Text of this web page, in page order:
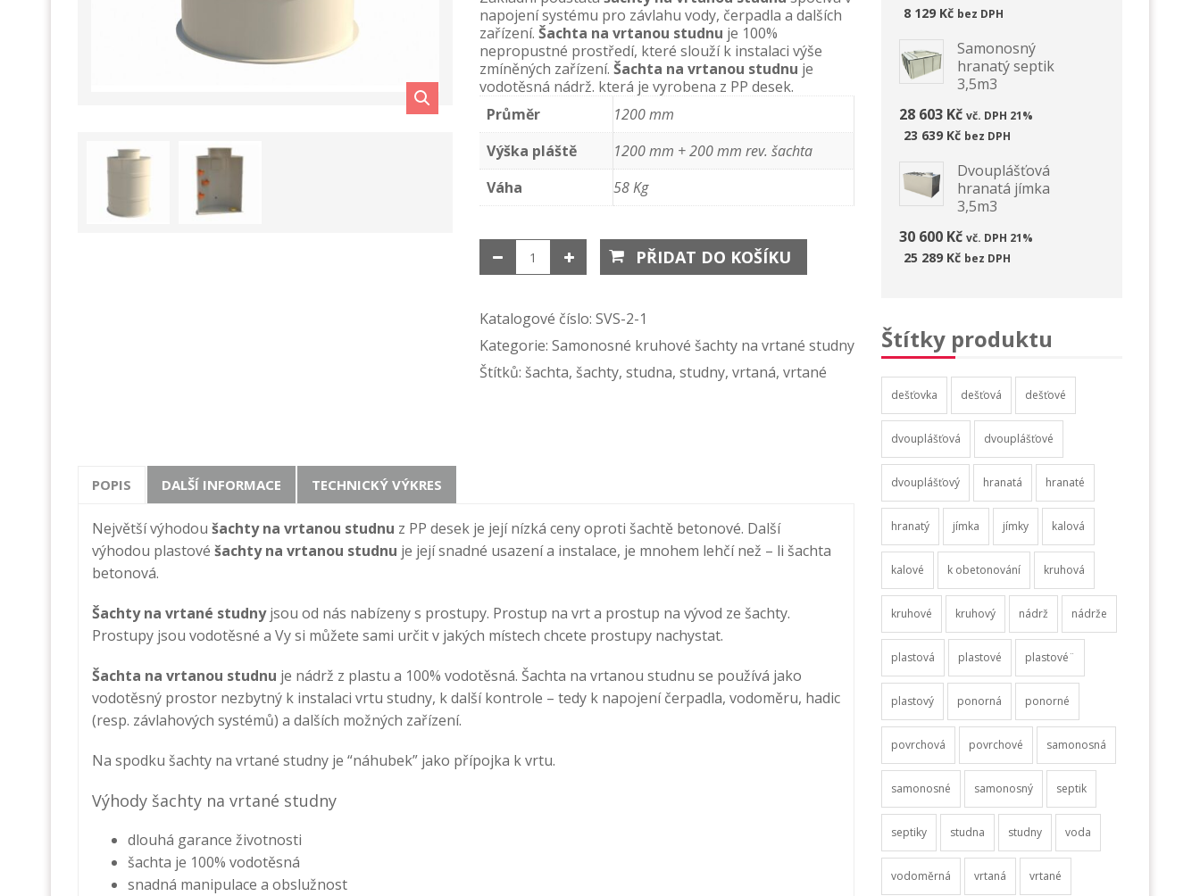
napojení systému pro závlahu vody, čerpadla a dalších
zařízení. Šachta na vrtanou studnu je 100%
nepropustné prostředí, které slouží k instalaci výše
zmíněných zařízení. Šachta na vrtanou studnu je
vodotěsná nádrž. která je vyrobena z PP desek.
Průměr
1200 mm
Výška pláště
1200 mm + 200 mm rev. šachta
Váha
58 Kg
PŘIDAT DO KOŠÍKU
Katalogové číslo: SVS-2-1
Kategorie: Samonosné kruhové šachty na vrtané studny
Štítků: šachta, šachty, studna, studny, vrtaná, vrtané
POPIS DALŠÍ INFORMACE TECHNICKÝ VÝKRES
Největší výhodou šachty na vrtanou studnu z PP desek je její nízká ceny oproti šachtě betonové. Další
výhodou plastové šachty na vrtanou studnu je její snadné usazení a instalace, je mnohem lehčí než – li šachta
betonová.
Šachty na vrtané studnyjsou od nás nabízeny s prostupy. Prostup na vrt a prostup na vývod ze šachty.
Prostupy jsou vodotěsné a Vy si můžete sami určit v jakých místech chcete prostupy nachystat.
Šachta na vrtanou studnu je nádrž z plastu a 100% vodotěsná. Šachta na vrtanou studnu se používá jako
vodotěsný prostor nezbytný k instalaci vrtu studny, k další kontrole – tedy k napojení čerpadla, vodoměru, hadic
(resp. závlahových systémů) a dalších možných zařízení.
Na spodku šachty na vrtané studny je “náhubek” jako přípojka k vrtu.
Výhody šachty na vrtané studny
dlouhá garance životnosti
šachta je 100% vodotěsná
snadná manipulace a obslužnost
8 129 Kč bez DPH
Samonosný
hranatý septik
3,5m3
28 603 Kč vč. DPH 21%
23 639 Kč bez DPH
Dvouplášťová
hranatá jímka
3,5m3
30 600 Kč vč. DPH 21%
25 289 Kč bez DPH
Štítky produktu
dešťovka dešťová dešťové
dvouplášťová dvouplášťové
dvouplášťový hranatá hranaté
hranatý jímka jímky kalová
kalové k obetonování kruhová
kruhové kruhový nádrž nádrže
plastová plastové plastové¨
plastový ponorná ponorné
povrchová povrchové samonosná
samonosné samonosný septik
septiky studna studny voda
vodoměrná vrtaná vrtané